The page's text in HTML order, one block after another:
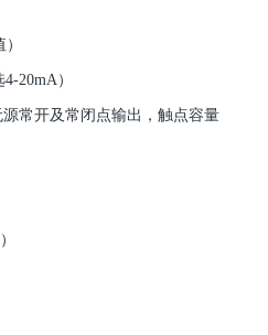
20mA）
常开及常闭点输出，触点容量